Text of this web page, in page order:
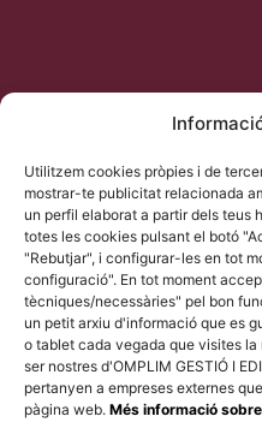
Utilitzem cookies pròpies i de
mostrar-te publicitat relacionada
un perfil elaborat a partir dels teus
totes les cookies pulsant el botó
"Rebutjar", i configurar-les en tot
configuració". En tot moment
tècniques/necessàries" pel bon
un petit arxiu d'informació que es
o tablet cada vegada que visites
ser nostres d'OMPLIM GESTIÓ I
pertanyen a empreses externes
pàgina web. Més informació